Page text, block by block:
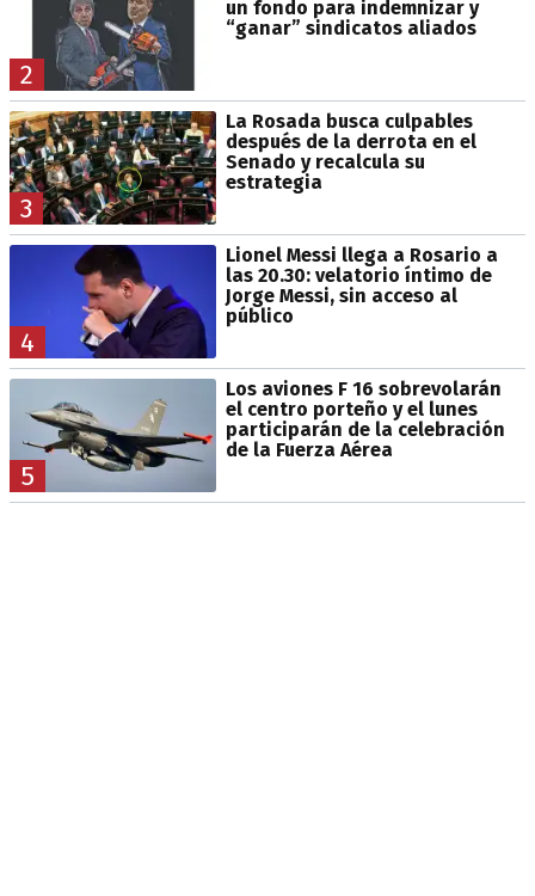
2
un fondo para indemnizar y
“ganar” sindicatos aliados
3
La Rosada busca culpables
después de la derrota en el
Senado y recalcula su
estrategia
4
Lionel Messi llega a Rosario a
las 20.30: velatorio íntimo de
Jorge Messi, sin acceso al
público
5
Los aviones F 16 sobrevolarán
el centro porteño y el lunes
participarán de la celebración
de la Fuerza Aérea